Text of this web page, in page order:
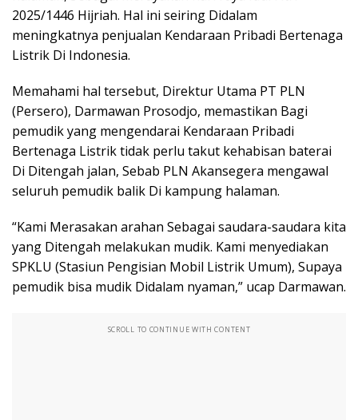
2025/1446 Hijriah. Hal ini seiring Didalam
meningkatnya penjualan Kendaraan Pribadi Bertenaga
Listrik Di Indonesia.
Memahami hal tersebut, Direktur Utama PT PLN
(Persero), Darmawan Prosodjo, memastikan Bagi
pemudik yang mengendarai Kendaraan Pribadi
Bertenaga Listrik tidak perlu takut kehabisan baterai
Di Ditengah jalan, Sebab PLN Akansegera mengawal
seluruh pemudik balik Di kampung halaman.
“Kami Merasakan arahan Sebagai saudara-saudara kita
yang Ditengah melakukan mudik. Kami menyediakan
SPKLU (Stasiun Pengisian Mobil Listrik Umum), Supaya
pemudik bisa mudik Didalam nyaman,” ucap Darmawan.
SCROLL TO CONTINUE WITH CONTENT